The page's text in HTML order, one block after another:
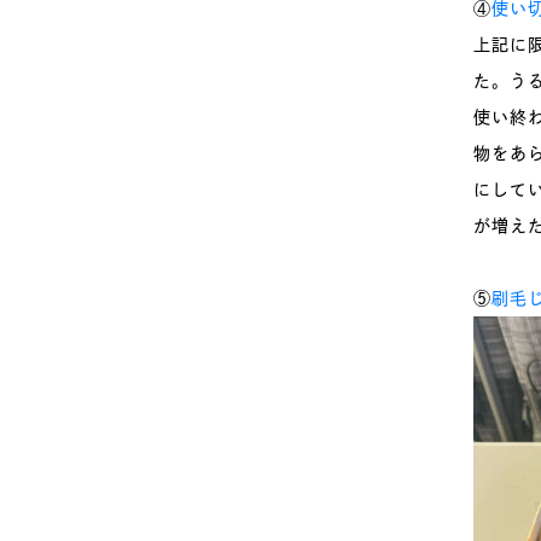
④使い
上記に
た。う
使い終
物をあ
にして
が増え
⑤刷毛